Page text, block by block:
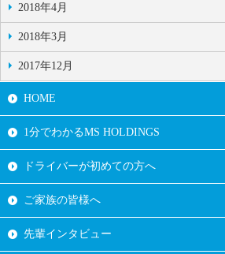
2018年4月
2018年3月
2017年12月
HOME
1分でわかるMS HOLDINGS
ドライバーが初めての方へ
ご家族の皆様へ
先輩インタビュー